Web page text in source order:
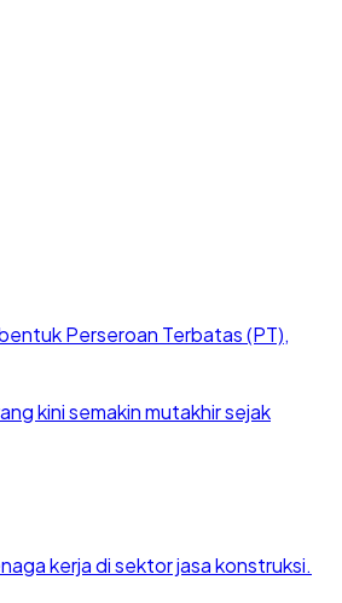
Perseroan Terbatas (PT),
kini semakin mutakhir sejak
kerja di sektor jasa konstruksi.